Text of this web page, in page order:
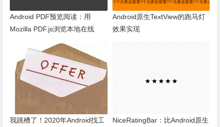
Android PDF预览阅读：用
Mozilla PDF.js浏览本地在线
Android原生TextView的跑马灯
效果实现
我跳槽了！2020年Android找工
NiceRatingBar：比Android原生